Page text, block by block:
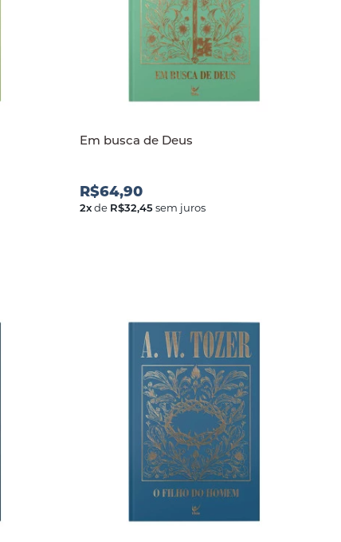
Em busca de Deus
R$64,90
2xde R$32,45sem juros